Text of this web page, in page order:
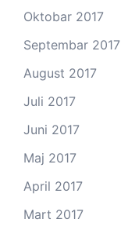
Oktobar 2017
Septembar 2017
August 2017
Juli 2017
Juni 2017
Maj 2017
April 2017
Mart 2017